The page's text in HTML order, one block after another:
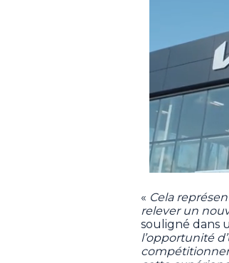
« Cela
relever un
souligné dans
l’opportunité